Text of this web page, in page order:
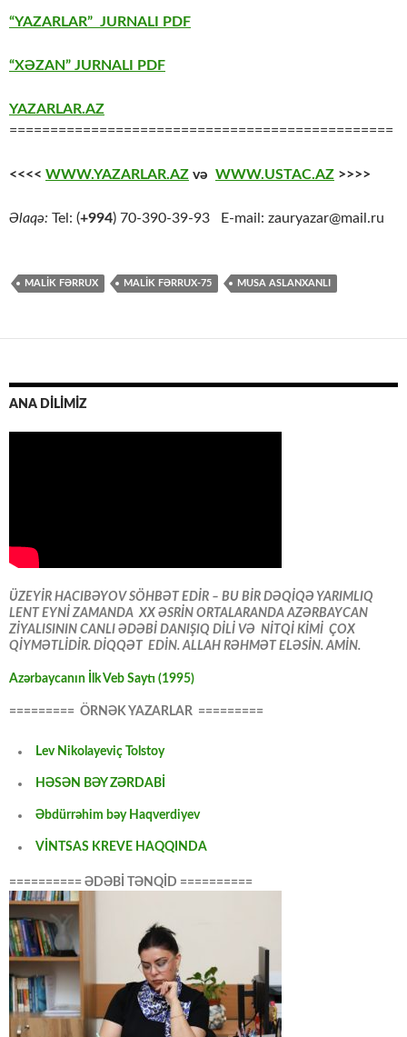
“YAZARLAR” JURNALI PDF
“XƏZAN” JURNALI PDF
YAZARLAR.AZ
===============================================
<<<< WWW.YAZARLAR.AZ və WWW.USTAC.AZ >>>>
Əlaqə: Tel: (+994) 70-390-39-93 E-mail: zauryazar@mail.ru
MALIK FƏRRUX MALIK FƏRRUX-75 MUSA ASLANXANLI
ANA DİLİMİZ
ÜZEYİR HACIBƏYOV SÖHBƏT EDİR – BU BİR DƏQİQƏ YARIMLIQ
LENT EYNİ ZAMANDA XX ƏSRİN ORTALARANDA AZƏRBAYCAN
ZİYALISININ CANLI ƏDƏBİ DANIŞIQ DİLİ VƏ NİTQİ KİMİ ÇOX
QİYMƏTLİDİR. DİQQƏT EDİN. ALLAH RƏHMƏT ELƏSİN. AMİN.
Azərbaycanın İlk Veb Saytı (1995)
========= ÖRNƏK YAZARLAR =========
Lev Nikolayeviç Tolstoy
HƏSƏN BƏY ZƏRDABİ
Əbdürrəhim bəy Haqverdiyev
VİNTSAS KREVE HAQQINDA
========== ƏDƏBİ TƏNQİD ==========